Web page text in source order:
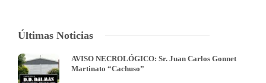
Últimas Noticias
AVISO NECROLÓGICO: Sr. Juan Carlos Gonnet
Martinato “Cachuso”